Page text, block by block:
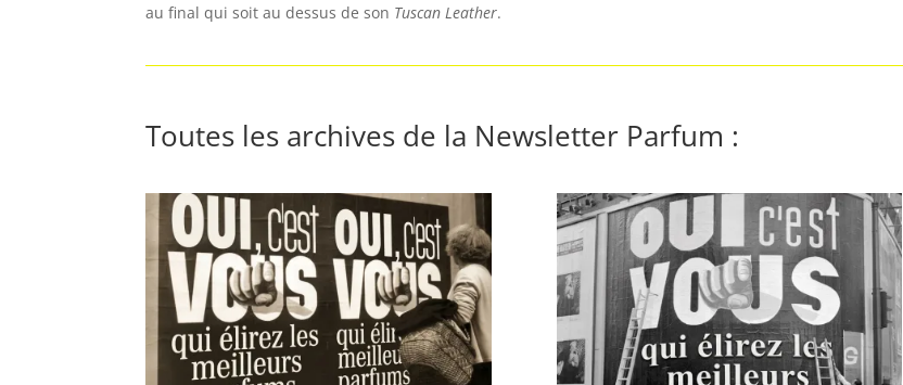
au final qui soit au dessus de son Tuscan Leather.
Toutes les archives de la Newsletter Parfum :